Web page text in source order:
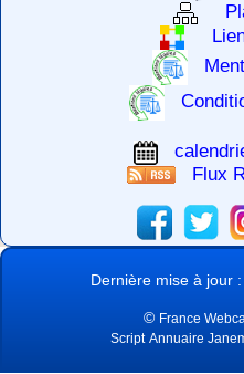
Flux
Dernière mise à jour
© France
Script Annuaire